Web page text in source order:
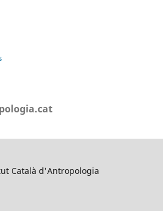
Català d'Antropologia